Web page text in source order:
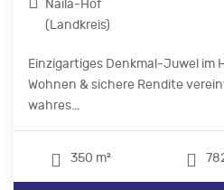
Naila-Hof
(Landkreis)
Einzigartiges Denkmal-Juwel im
Wohnen & sichere Rendite
wahres...
350 m²